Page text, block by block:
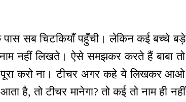
पास सब चिटकियाँ पहुँची। लेकिन कई बच्चे बड़े
नहीं लिखते। ऐसे समझकर करते हैं बाबा तो
पूरा करो ना। टीचर अगर कहे ये लिखकर आओ
है, तो टीचर मानेगा? तो कई तो नाम ही नहीं